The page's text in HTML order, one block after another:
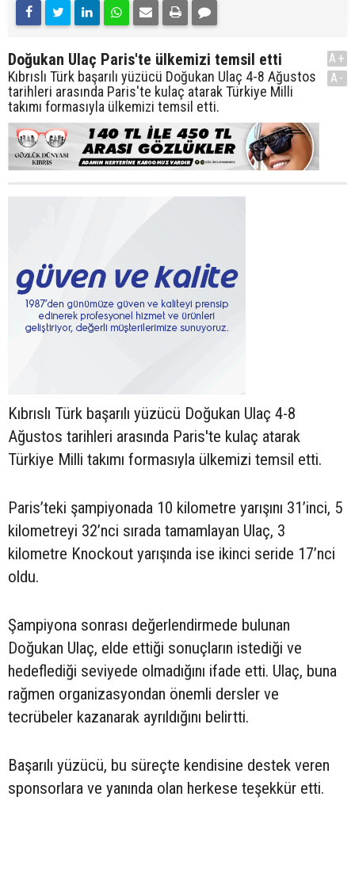
Doğukan Ulaç Paris'te ülkemizi temsil etti
Kıbrıslı Türk başarılı yüzücü Doğukan Ulaç 4-8 Ağustos
tarihleri arasında Paris'te kulaç atarak Türkiye Milli
takımı formasıyla ülkemizi temsil etti.
A+
A-
Kıbrıslı Türk başarılı yüzücü Doğukan Ulaç 4-8
Ağustos tarihleri arasında Paris'te kulaç atarak
Türkiye Milli takımı formasıyla ülkemizi temsil etti.
Paris’teki şampiyonada 10 kilometre yarışını 31’inci, 5
kilometreyi 32’nci sırada tamamlayan Ulaç, 3
kilometre Knockout yarışında ise ikinci seride 17’nci
oldu.
Şampiyona sonrası değerlendirmede bulunan
Doğukan Ulaç, elde ettiği sonuçların istediği ve
hedeflediği seviyede olmadığını ifade etti. Ulaç, buna
rağmen organizasyondan önemli dersler ve
tecrübeler kazanarak ayrıldığını belirtti.
Başarılı yüzücü, bu süreçte kendisine destek veren
sponsorlara ve yanında olan herkese teşekkür etti.